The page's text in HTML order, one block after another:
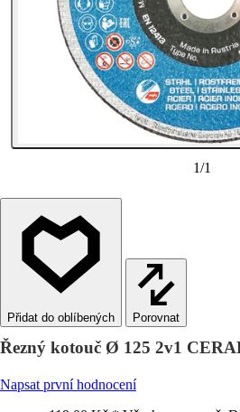
1/1
Porovnat
Řezný kotouč Ø 125 2v1
Napsat první hodnocení